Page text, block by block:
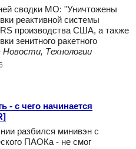
сводки МО: "Уничтожены
реактивной системы
производства США, а также
зенитного ракетного
Новости, Технологии
- с чего начинается
разбился минивэн с
ПАОКа - не смог